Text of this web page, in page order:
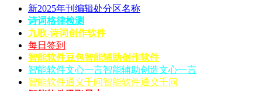
新2025年刊编辑处分区名称
诗词格律检测
九歌-诗词创作软件
每日签到
智能软件豆包智能辅助创作软件
智能软件文心一言智能辅助创造文心一言
智能软件通义千问智能软件通义千问